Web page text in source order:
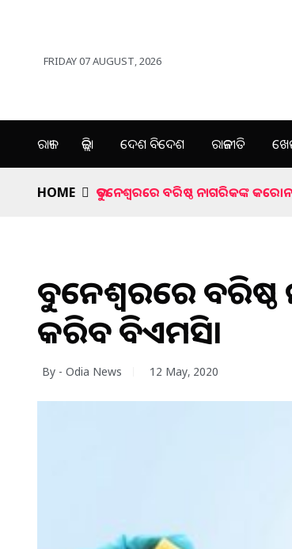
FRIDAY 07 AUGUST, 2026
ରାଜ୍ୟ ଜିଲ୍ଲା ଦେଶ ବିଦେଶ ରାଜନୀତି
HOME ଭୁବନେଶ୍ୱରରେ ବରିଷ୍ଠ ନାଗରିକଙ୍କ
ଭୁବନେଶ୍ୱରରେ
କରିବ ବିଏମସି।
By - Odia News 12 May, 2020